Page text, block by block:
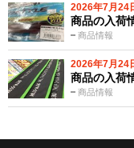
2026年7月24
商品情報
商品の入荷
2026年7月24
商品情報
商品の入荷